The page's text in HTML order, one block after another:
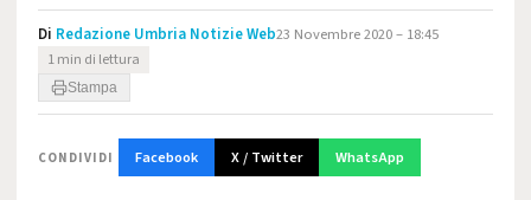
Di Redazione Umbria Notizie Web23 Novembre 2020 – 18:45
1 min di lettura
Stampa
CONDIVIDI Facebook X / Twitter WhatsApp